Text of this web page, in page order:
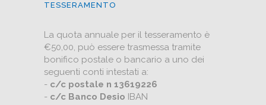
TESSERAMENTO
La quota annuale per il tesseramento è
€50,00, può essere trasmessa tramite
bonifico postale o bancario a uno dei
seguenti conti intestati a:
- c/c postale n 13619226
- c/c Banco Desio IBAN